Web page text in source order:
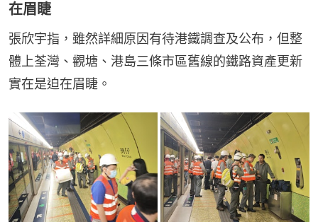
在眉睫
張欣宇指，雖然詳細原因有待港鐵調查及公布，但整
體上荃灣、觀塘、港島三條市區舊線的鐵路資產更新
實在是迫在眉睫。